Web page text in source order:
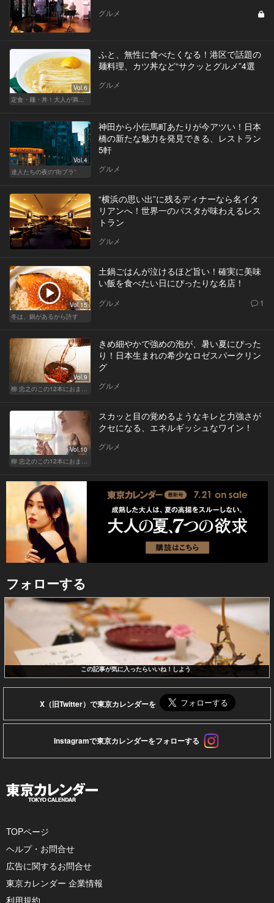
グルメ
Vol.6
ふと、無性に食べたくなる！港区で話題の
麺料理、カツ丼など“サクッとグルメ”4選
グルメ
Vol.4
達人たちの夜の“街ブラ”
神田から小伝馬町あたりが今アツい！日本
橋の新たな魅力を発見できる、レストラン
5軒
グルメ
“横浜の思い出”に残るディナーなら名イタ
リアンへ！世界一のパスタが味わえるレス
トラン
グルメ
Vol.15
冬は、鍋があるから許す
土鍋ごはんが泣けるほど旨い！確実に美味
い飯を食べたい日にぴったりな名店！
グルメ 1
Vol.9
きめ細やかで強めの泡が、暑い夏にぴった
り！日本生まれの希少なロゼスパークリン
グ
グルメ
Vol.10
スカッと目の覚めるようなキレと力強さが
クセになる、エネルギッシュなワイン！
グルメ
フォローする
この記事が気に入ったらいいね！しよう
X（旧Twitter）で東京カレンダーを
Instagramで東京カレンダーをフォローする
TOPページ
ヘルプ・お問合せ
広告に関するお問合せ
東京カレンダー 企業情報
利用規約